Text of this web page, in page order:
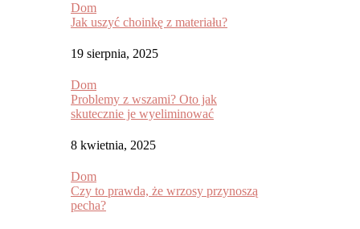
Dom
Jak uszyć choinkę z materiału?
19 sierpnia, 2025
Dom
Problemy z wszami? Oto jak
skutecznie je wyeliminować
8 kwietnia, 2025
Dom
Czy to prawda, że wrzosy przynoszą
pecha?